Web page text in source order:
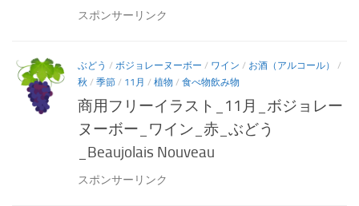
スポンサーリンク
ぶどう / ボジョレーヌーボー / ワイン / お酒（アルコール）
/
秋 / 季節 / 11月 / 植物 / 食べ物飲み物
商用フリーイラスト_11月_ボジョレー
ヌーボー_ワイン_赤_ぶどう
_Beaujolais Nouveau
スポンサーリンク